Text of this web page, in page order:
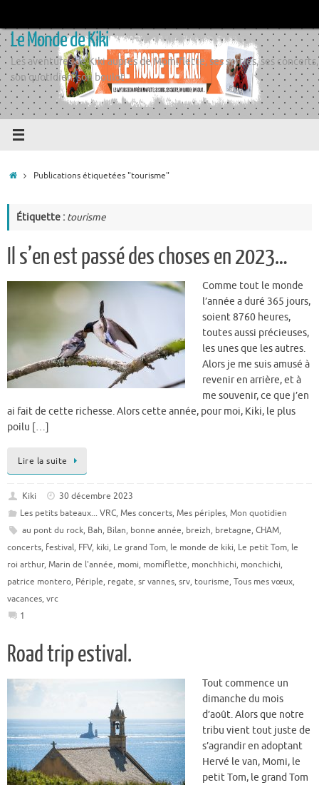
contenu
Le Monde de Kiki
Les aventures de Kiki auprès de Momiflette, ses sorties, ses concerts,
son quotidien, son boulot
AccueilPublications étiquetées "tourisme"
Étiquette : tourisme
Il s’en est passé des choses en 2023…
Comme tout le monde
l’année a duré 365 jours,
soient 8760 heures,
toutes aussi précieuses,
les unes que les autres.
Alors je me suis amusé à
revenir en arrière, et à
me souvenir, ce que j’en
ai fait de cette richesse. Alors cette année, pour moi, Kiki, le plus
poilu […]
Lire la suite
Kiki
30 décembre 2023
Les petits bateaux... VRC, Mes concerts, Mes périples, Mon quotidien
au pont du rock, Bah, Bilan, bonne année, breizh, bretagne, CHAM,
concerts, festival, FFV, kiki, Le grand Tom, le monde de kiki, Le petit Tom, le
roi arthur, Marin de l'année, momi, momiflette, monchhichi, monchichi,
patrice montero, Périple, regate, sr vannes, srv, tourisme, Tous mes vœux,
vacances, vrc
1
Road trip estival.
Tout commence un
dimanche du mois
d’août. Alors que notre
tribu vient tout juste de
s’agrandir en adoptant
Hervé le van, Momi, le
petit Tom, le grand Tom